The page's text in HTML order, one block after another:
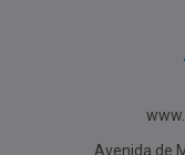
Avenida de